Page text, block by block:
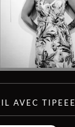
AVEC TIPEEE